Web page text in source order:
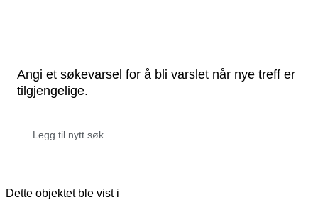
Angi et søkevarsel for å bli varslet når nye treff er
tilgjengelige.
Dette objektet ble vist i